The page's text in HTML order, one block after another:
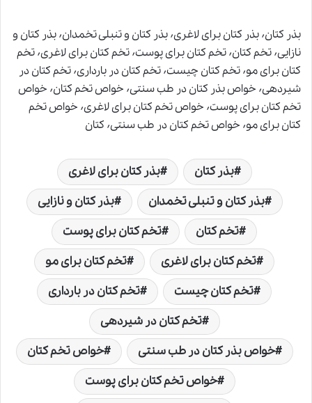
بذر کتان٬ بذر کتان برای لاغری٬ بذر کتان و تنبلی تخمدان٬ بذر کتان و
نازایی٬ تخم کتان٬ تخم کتان برای پوست٬ تخم کتان برای لاغری٬ تخم
کتان برای مو٬ تخم کتان چیست٬ تخم کتان در بارداری٬ تخم کتان در
شیردهی٬ خواص بذر کتان در طب سنتی٬ خواص تخم کتان٬ خواص
تخم کتان برای پوست٬ خواص تخم کتان برای لاغری٬ خواص تخم
کتان برای مو٬ خواص تخم کتان در طب سنتی٬ کتان
بذر کتان
بذر کتان برای لاغری
بذر کتان و تنبلی تخمدان
بذر کتان و نازایی
تخم کتان
تخم کتان برای پوست
تخم کتان برای لاغری
تخم کتان برای مو
تخم کتان چیست
تخم کتان در بارداری
تخم کتان در شیردهی
خواص بذر کتان در طب سنتی
خواص تخم کتان
خواص تخم کتان برای پوست